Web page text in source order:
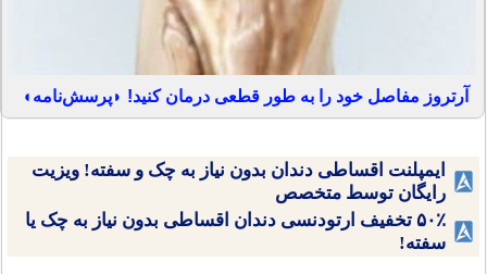
آرتروز مفاصل خود را به طور قطعی درمان کنید! ◗پرسش‌نامه◖
ایمپلنت اقساطی دندان بدون نیاز به چک و سفته! ویزیت
رایگان توسط متخصص
۵۰٪ تخفیف ارتودنسی دندان اقساطی بدون نیاز به چک یا
سفته!